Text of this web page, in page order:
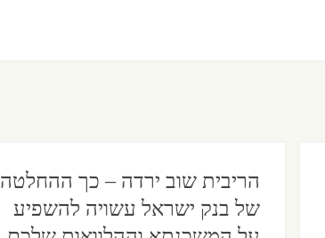
הריבית שוב ירדה – כך ההחלטה
של בנק ישראל עשויה להשפיע